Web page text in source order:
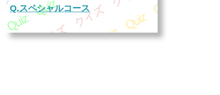
Q.スペシャルコース